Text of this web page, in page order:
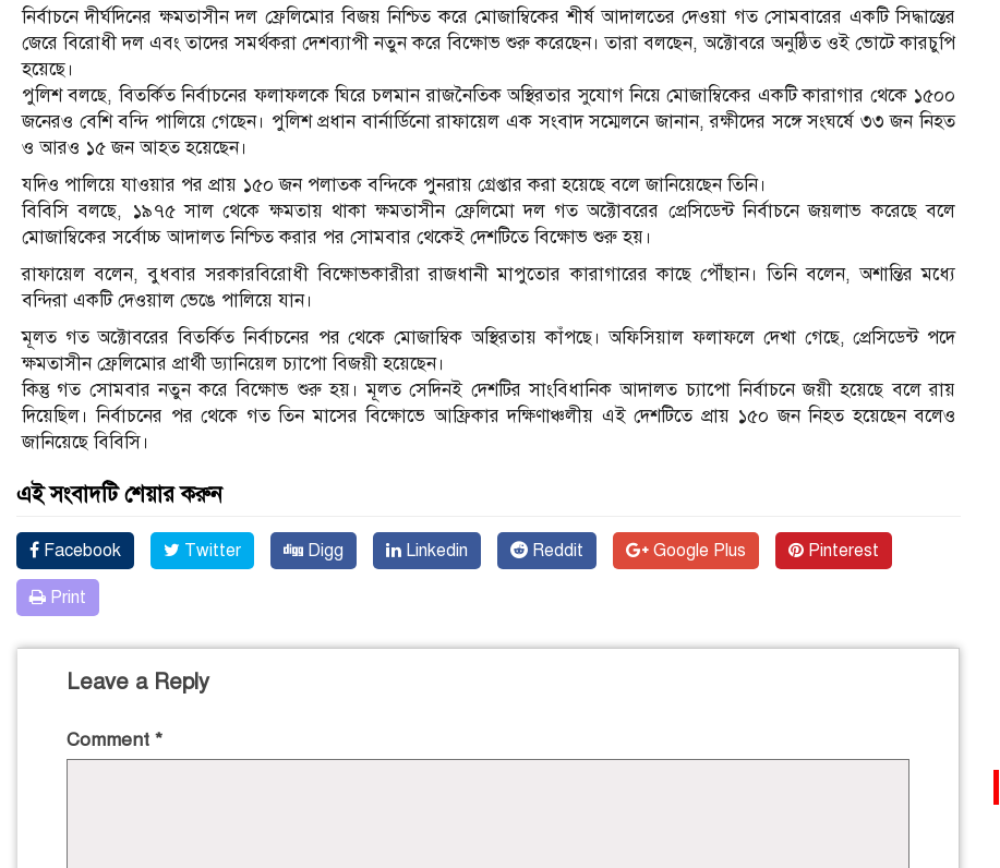
নির্বাচনে দীর্ঘদিনের ক্ষমতাসীন দল ফ্রেলিমোর বিজয় নিশ্চিত করে মোজাম্বিকের শীর্ষ আদালতের দেওয়া গত সোমবারের একটি সিদ্ধান্তের
জেরে বিরোধী দল এবং তাদের সমর্থকরা দেশব্যাপী নতুন করে বিক্ষোভ শুরু করেছেন। তারা বলছেন, অক্টোবরে অনুষ্ঠিত ওই ভোটে কারচুপি
হয়েছে।
পুলিশ বলছে, বিতর্কিত নির্বাচনের ফলাফলকে ঘিরে চলমান রাজনৈতিক অস্থিরতার সুযোগ নিয়ে মোজাম্বিকের একটি কারাগার থেকে ১৫০০
জনেরও বেশি বন্দি পালিয়ে গেছেন। পুলিশ প্রধান বার্নার্ডিনো রাফায়েল এক সংবাদ সম্মেলনে জানান, রক্ষীদের সঙ্গে সংঘর্ষে ৩৩ জন নিহত
ও আরও ১৫ জন আহত হয়েছেন।
যদিও পালিয়ে যাওয়ার পর প্রায় ১৫০ জন পলাতক বন্দিকে পুনরায় গ্রেপ্তার করা হয়েছে বলে জানিয়েছেন তিনি।
বিবিসি বলছে, ১৯৭৫ সাল থেকে ক্ষমতায় থাকা ক্ষমতাসীন ফ্রেলিমো দল গত অক্টোবরের প্রেসিডেন্ট নির্বাচনে জয়লাভ করেছে বলে
মোজাম্বিকের সর্বোচ্চ আদালত নিশ্চিত করার পর সোমবার থেকেই দেশটিতে বিক্ষোভ শুরু হয়।
রাফায়েল বলেন, বুধবার সরকারবিরোধী বিক্ষোভকারীরা রাজধানী মাপুতোর কারাগারের কাছে পৌঁছান। তিনি বলেন, অশান্তির মধ্যে
বন্দিরা একটি দেওয়াল ভেঙে পালিয়ে যান।
মূলত গত অক্টোবরের বিতর্কিত নির্বাচনের পর থেকে মোজাম্বিক অস্থিরতায় কাঁপছে। অফিসিয়াল ফলাফলে দেখা গেছে, প্রেসিডেন্ট পদে
ক্ষমতাসীন ফ্রেলিমোর প্রার্থী ড্যানিয়েল চ্যাপো বিজয়ী হয়েছেন।
কিন্তু গত সোমবার নতুন করে বিক্ষোভ শুরু হয়। মূলত সেদিনই দেশটির সাংবিধানিক আদালত চ্যাপো নির্বাচনে জয়ী হয়েছে বলে রায়
দিয়েছিল। নির্বাচনের পর থেকে গত তিন মাসের বিক্ষোভে আফ্রিকার দক্ষিণাঞ্চলীয় এই দেশটিতে প্রায় ১৫০ জন নিহত হয়েছেন বলেও
জানিয়েছে বিবিসি।
এই সংবাদটি শেয়ার করুন
Facebook Twitter Digg Linkedin Reddit Google Plus Pinterest
Print
Leave a Reply
Comment *